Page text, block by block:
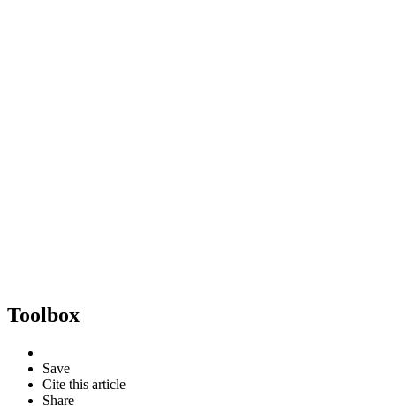
Toolbox
Save
Cite this article
Share